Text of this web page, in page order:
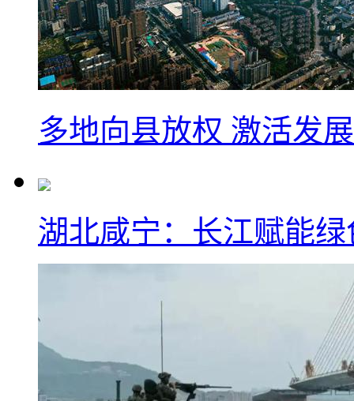
多地向县放权 激活发
湖北咸宁：长江赋能